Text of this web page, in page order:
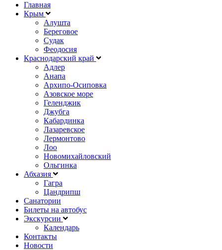
Главная
Крым
Алушта
Береговое
Судак
Феодосия
Краснодарский край
Адлер
Анапа
Архипо-Осиповка
Азовское море
Геленджик
Джубга
Кабардинка
Лазаревское
Лермонтово
Лоо
Новомихайловский
Ольгинка
Абхазия
Гагра
Цандрипш
Санатории
Билеты на автобус
Экскурсии
Календарь
Контакты
Новости